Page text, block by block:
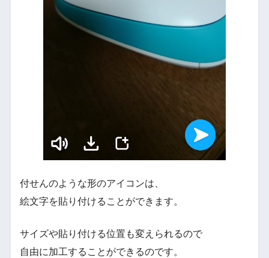
付せんのような形のアイコンは、
絵文字を貼り付けることができます。
サイズや貼り付ける位置も変えられるので
自由に加工することができるのです。